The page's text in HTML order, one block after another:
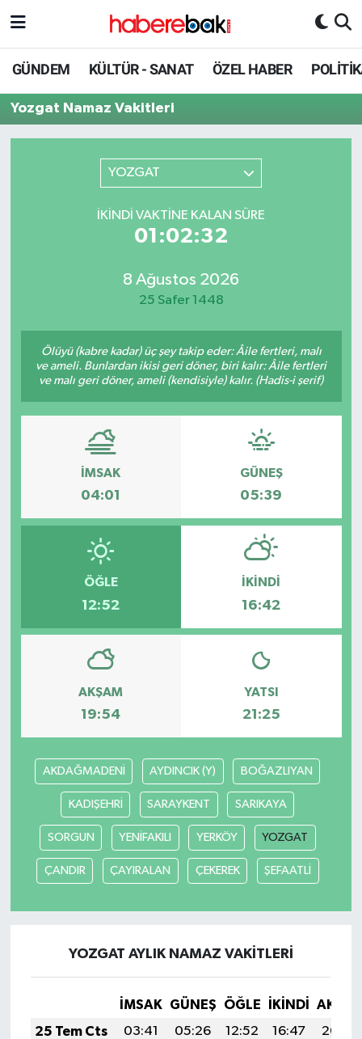
GÜNDEM KÜLTÜR - SANAT ÖZEL HABER
Yozgat Namaz Vakitleri
YOZGAT
İKINDI VAKTINE KALAN SÜRE
01:02:32
8 Ağustos 2026
25 Safer 1448
Ölüyü (kabre kadar) üç şey takip eder: Âile fertleri, malı
ve ameli. Bunlardan ikisi geri döner, biri kalır: Âile fertleri
ve malı geri döner, ameli (kendisiyle) kalır. (Hadis-i şerif)
İMSAK
04:01
GÜNEŞ
05:39
ÖĞLE
12:52
İKINDI
16:42
AKŞAM
19:54
YATSI
21:25
AKDAĞMADENİ AYDINCIK (Y) BOĞAZLIYAN
KADIŞEHRİ SARAYKENT SARIKAYA
SORGUN YENİFAKILI YERKÖY YOZGAT
ÇANDIR ÇAYIRALAN ÇEKEREK ŞEFAATLİ
YOZGAT AYLIK NAMAZ VAKITLERI
İMSAK GÜNEŞ ÖĞLE İKINDI
25 Tem Cts
03:41 05:26 12:52 16:47
20:09
Hava Durumu
Trafik Durumu
Tüm Manşetler
Son Dakika Haberleri